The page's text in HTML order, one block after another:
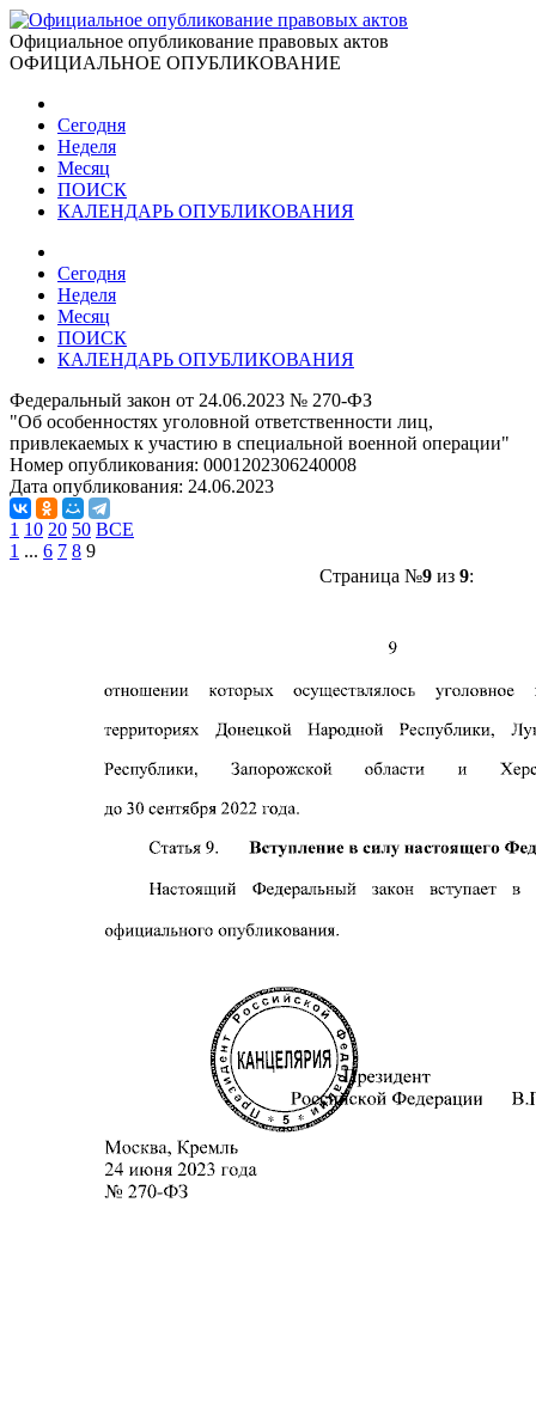
Официальное опубликование правовых актов
ОФИЦИАЛЬНОЕ ОПУБЛИКОВАНИЕ
Сегодня
Неделя
Месяц
ПОИСК
КАЛЕНДАРЬ ОПУБЛИКОВАНИЯ
Сегодня
Неделя
Месяц
ПОИСК
КАЛЕНДАРЬ ОПУБЛИКОВАНИЯ
Федеральный закон от 24.06.2023 № 270-ФЗ
"Об особенностях уголовной ответственности лиц,
привлекаемых к участию в специальной военной операции"
Номер опубликования: 0001202306240008
Дата опубликования: 24.06.2023
1 10 20 50 ВСЕ
1 ... 6 7 8 9
Страница №9из 9: